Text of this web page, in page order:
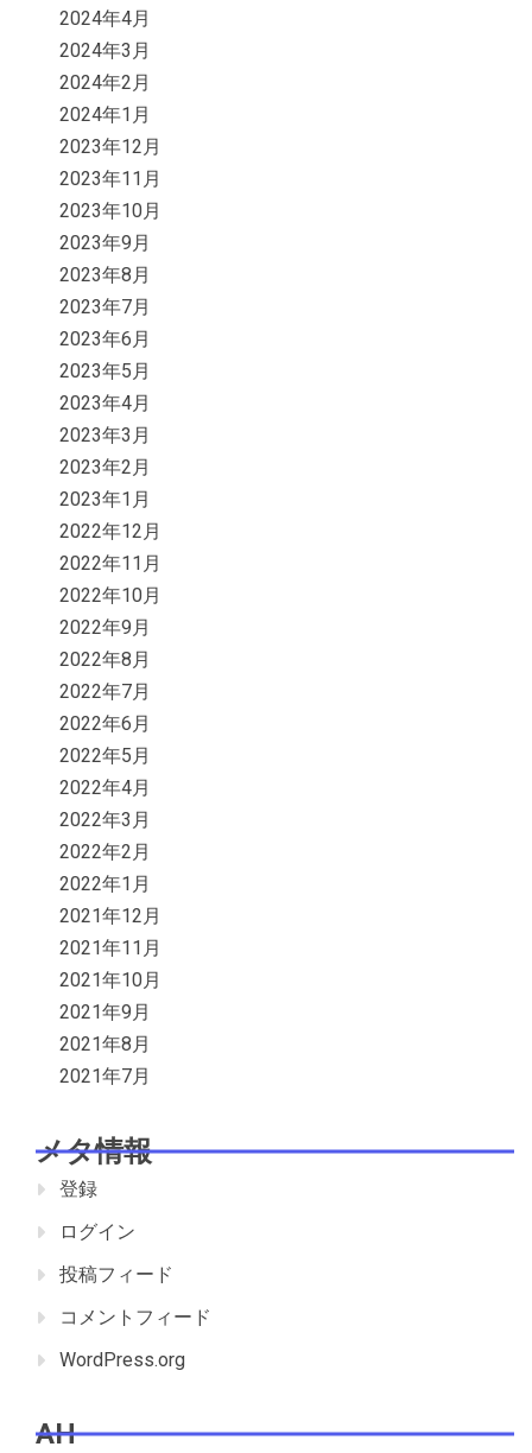
2024年4月
2024年3月
2024年2月
2024年1月
2023年12月
2023年11月
2023年10月
2023年9月
2023年8月
2023年7月
2023年6月
2023年5月
2023年4月
2023年3月
2023年2月
2023年1月
2022年12月
2022年11月
2022年10月
2022年9月
2022年8月
2022年7月
2022年6月
2022年5月
2022年4月
2022年3月
2022年2月
2022年1月
2021年12月
2021年11月
2021年10月
2021年9月
2021年8月
2021年7月
メタ情報
登録
ログイン
投稿フィード
コメントフィード
WordPress.org
AH